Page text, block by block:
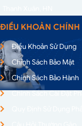
ĐIỀU KHOẢN CHÍNH
Điều Khoản Sử Dụng
Chính Sách Bảo Mật
Chính Sách Bảo Hành